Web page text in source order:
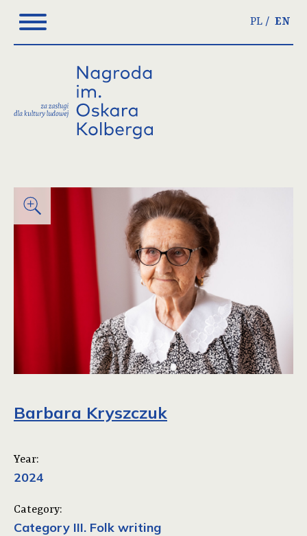
note:
This
accessibility
PL EN
Barbara Kryszczuk
Year:
2024
Category:
Category III. Folk writing